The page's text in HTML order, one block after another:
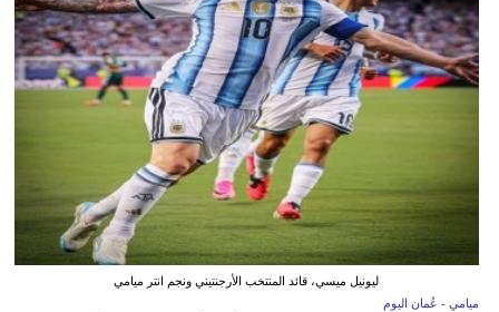
ليونيل ميسي، قائد المنتخب الأرجنتيني ونجم انتر ميامي
ميامي - عُمان اليوم